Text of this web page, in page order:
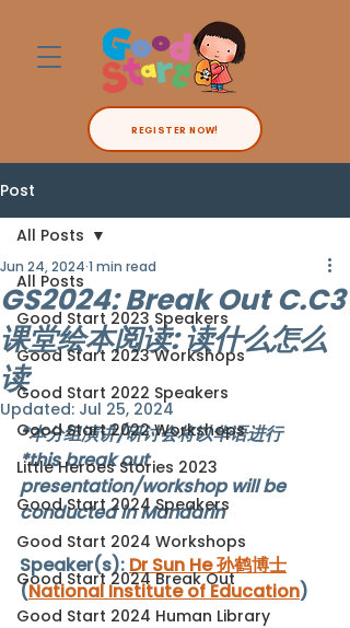
REGISTER NOW!
Post
All Posts
Good Start 2023 Speakers
Good Start 2023 Workshops
Good Start 2022 Speakers
Good Start 2022 Workshops
Little Heroes Stories 2023
Good Start 2024 Speakers
Good Start 2024 Workshops
Good Start 2024 Break Out
Good Start 2024 Human Library
All Posts
GS2024: Break Out C.C3
课堂绘本阅读: 读什么怎么
读
Jun 24, 2024 1 min read
Updated: Jul 25, 2024
*本分组演讲/研讨会将以华语进行
*this break out
presentation/workshop will be
conducted in Mandarin
Speaker(s): Dr Sun He 孙鹤博士
(National Institute of Education)